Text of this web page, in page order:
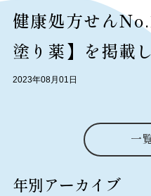
健康処方せん
塗り薬】を掲載
2023年08月01日
一
年別アーカイブ